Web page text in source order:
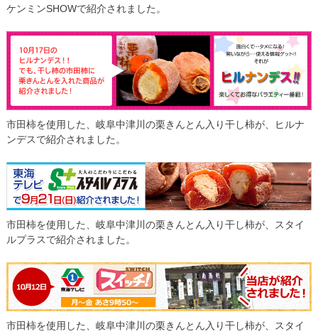
ケンミンSHOWで紹介されました。
市田柿を使用した、岐阜中津川の栗きんとん入り干し柿が、ヒルナ
ンデスで紹介されました。
市田柿を使用した、岐阜中津川の栗きんとん入り干し柿が、スタイ
ルプラスで紹介されました。
市田柿を使用した、岐阜中津川の栗きんとん入り干し柿が、スタイ